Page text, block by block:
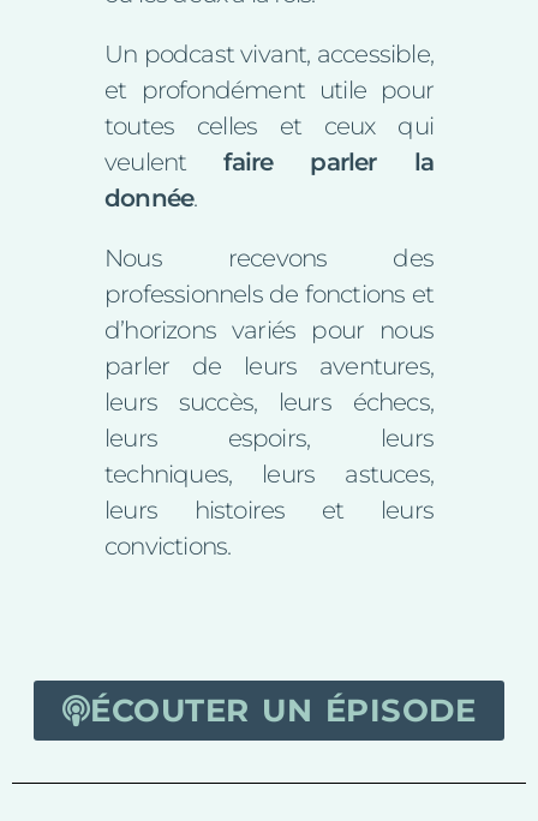
Un podcast vivant, accessible,
et profondément utile pour
toutes celles et ceux qui
veulent faire parler la
donnée.
Nous recevons des
professionnels de fonctions et
d’horizons variés pour nous
parler de leurs aventures,
leurs succès, leurs échecs,
leurs espoirs, leurs
techniques, leurs astuces,
leurs histoires et leurs
convictions.
ÉCOUTER UN ÉPISODE